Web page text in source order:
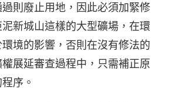
則廢止用地，因此必須加緊修
新城山這樣的大型礦場，在環
境的影響，否則在沒有修法的
展延審查過程中，只需補正原
序。